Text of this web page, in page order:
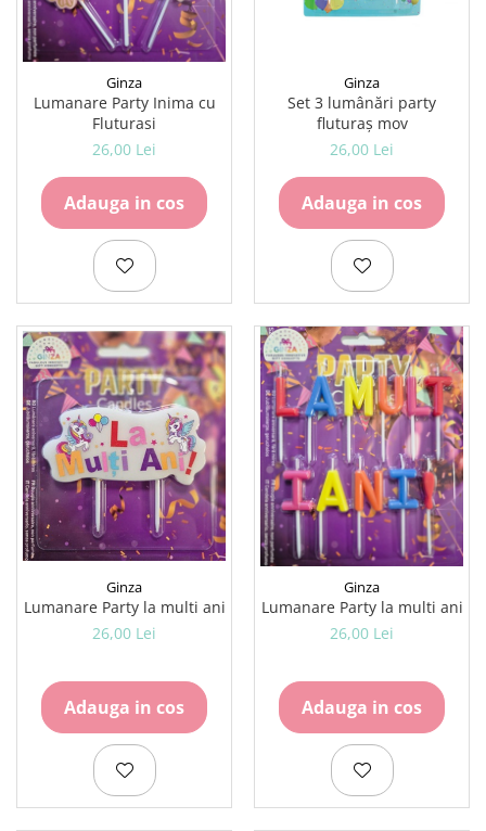
Lipici Lichid
Markere si Carioci
Markere
Markere Acrilice
Markere creta lichida
Markere Evidentiatoare Highlighter
Markere Permanente
Markere Whiteboard
Pensule scolare
Picuri si corectoare
Plastelina
Plicuri
Radiere scoala
Rezerve
Cerneala
Cerneala Calimara, Patroane
Markere
Table magnetice si de pluta
Ginza
Lumanare Party Inima cu
Fluturasi
26,00 Lei
Adauga in cos
Ginza
Set 3 lumânări party
fluturaș mov
26,00 Lei
Adauga in cos
Ginza
Lumanare Party la multi ani
26,00 Lei
Adauga in cos
Ginza
Lumanare Party la multi ani
26,00 Lei
Adauga in cos